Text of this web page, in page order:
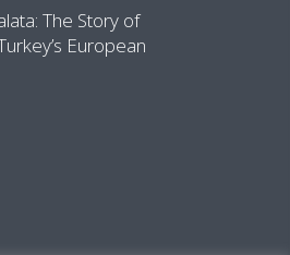
The Story of
European